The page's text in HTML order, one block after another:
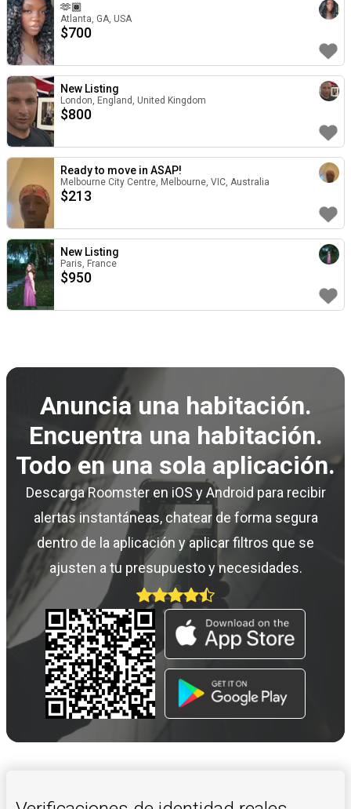
🫶🏾
Atlanta, GA, USA
$700
New Listing
London, England, United Kingdom
$800
Ready to move in ASAP!
Melbourne City Centre, Melbourne, VIC, Australia
$213
New Listing
Paris, France
$950
Anuncia una habitación.
Encuentra una habitación.
Todo en una sola aplicación.
Descarga Roomster en iOS y Android para recibir
alertas instantáneas, chatear de forma segura
dentro de la aplicación y aplicar filtros que se
ajusten a tu presupuesto y necesidades.